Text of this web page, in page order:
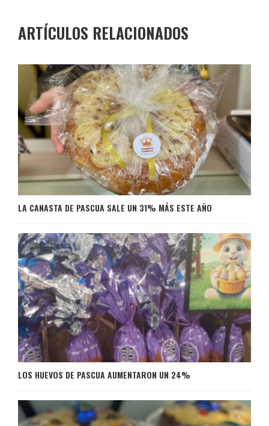
ARTÍCULOS RELACIONADOS
LA CANASTA DE PASCUA SALE UN 31% MÁS ESTE AÑO
LOS HUEVOS DE PASCUA AUMENTARON UN 24%